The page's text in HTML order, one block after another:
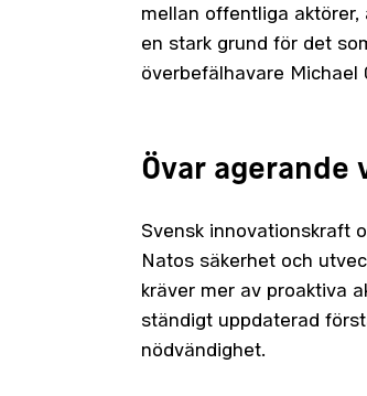
mellan offentliga
en stark grund för det
överbefälhavare Michael
Övar agerande
Svensk innovationskraft
Natos säkerhet och
kräver mer av proaktiva
ständigt uppdaterad
nödvändighet.